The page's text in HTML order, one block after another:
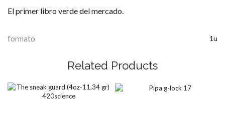
El primer libro verde del mercado.
formato 1u
Related Products